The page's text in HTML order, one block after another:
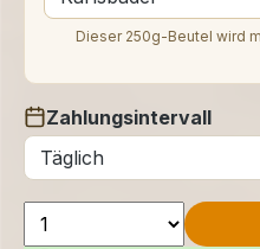
Dieser 250g-Beutel wird
Zahlungsintervall
auswählen